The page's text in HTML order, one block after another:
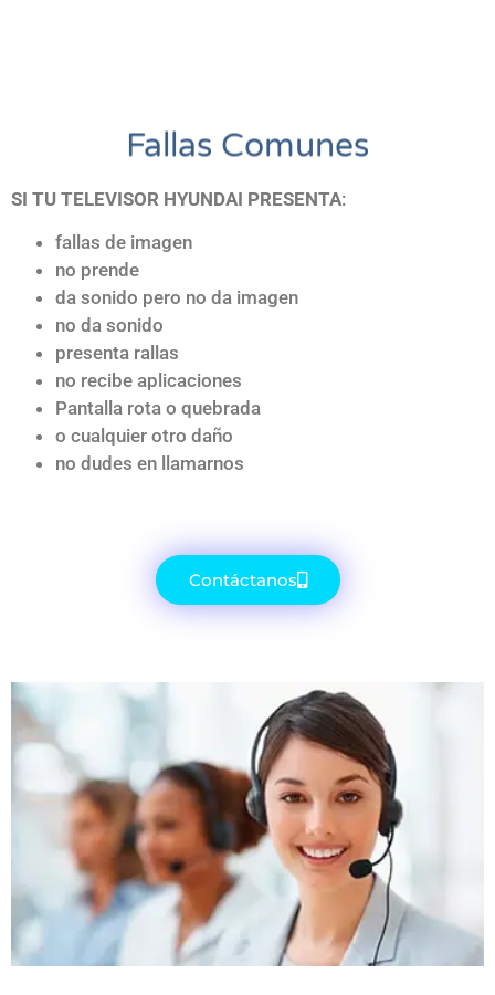
Fallas Comunes
SI TU TELEVISOR HYUNDAI PRESENTA:
fallas de imagen
no prende
da sonido pero no da imagen
no da sonido
presenta rallas
no recibe aplicaciones
Pantalla rota o quebrada
o cualquier otro daño
no dudes en llamarnos
Contáctanos